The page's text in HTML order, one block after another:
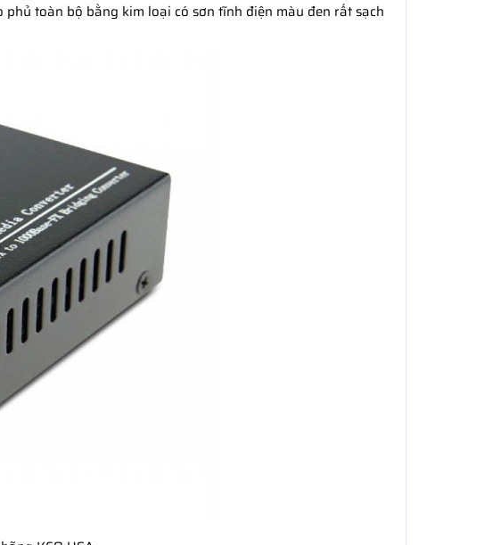
toàn bộ bằng kim loại có sơn tĩnh điện màu đen rất sạch